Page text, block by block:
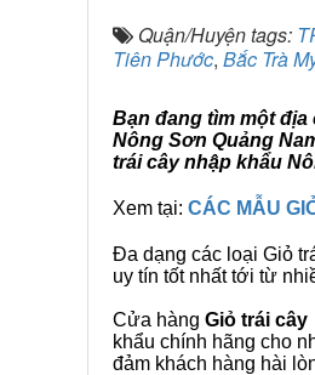
Quận/Huyện tags:
Tiên Phước, Bắc Trà
Bạn đang tìm một
Nông Sơn Quảng
trái cây nhập khẩu
Xem tại: CÁC MẪU
Đa dạng các loại Giỏ
uy tín tốt nhất tới từ
Cửa hàng Giỏ trái
khẩu chính hãng cho
đảm khách hàng hài